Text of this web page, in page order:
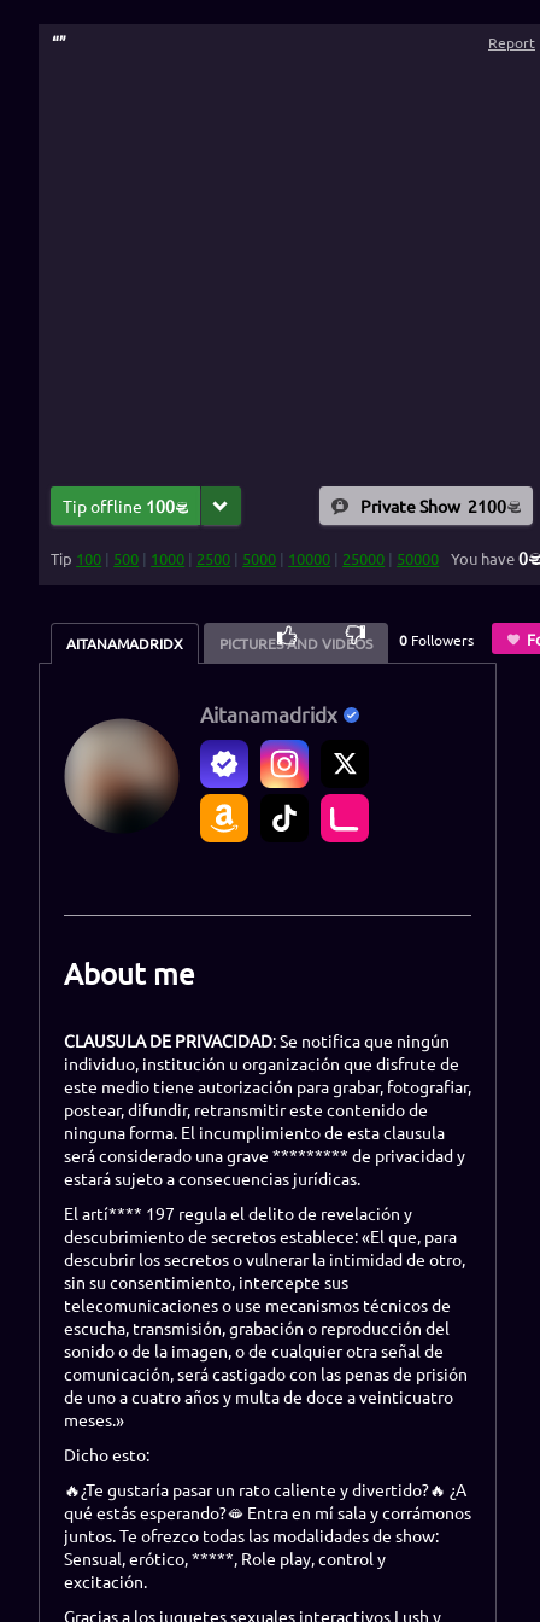
“” Report
Tip offline 100 Private Show 2100
Tip 100 | 500 | 1000 | 2500 | 5000 | 10000 | 25000 | 50000 You have0
AITANAMADRIDX PICTURES AND VIDEOS
80% 0 Followers
Aitanamadridx
About me
CLAUSULA DE PRIVACIDAD: Se notifica que ningún
individuo, institución u organización que disfrute de
este medio tiene autorización para grabar, fotografiar,
postear, difundir, retransmitir este contenido de
ninguna forma. El incumplimiento de esta clausula
será considerado una grave ********* de privacidad y
estará sujeto a consecuencias jurídicas.
El artí**** 197 regula el delito de revelación y
descubrimiento de secretos establece: «El que, para
descubrir los secretos o vulnerar la intimidad de otro,
sin su consentimiento, intercepte sus
telecomunicaciones o use mecanismos técnicos de
escucha, transmisión, grabación o reproducción del
sonido o de la imagen, o de cualquier otra señal de
comunicación, será castigado con las penas de prisión
de uno a cuatro años y multa de doce a veinticuatro
meses.»
Dicho esto:
🔥 ¿Te gustaría pasar un rato caliente y divertido?🔥 ¿A
qué estás esperando?🫦 Entra en mí sala y corrámonos
juntos. Te ofrezco todas las modalidades de show:
Sensual, erótico, *****, Role play, control y
excitación.
Gracias a los juguetes sexuales interactivos Lush y